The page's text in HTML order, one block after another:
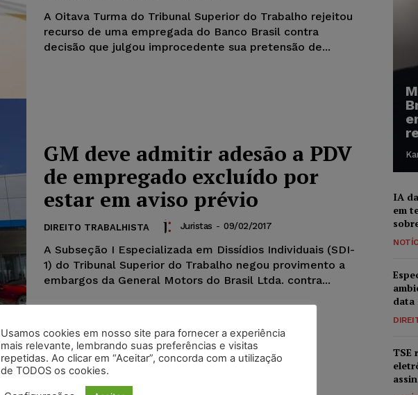
A Oitava Turma do Tribunal Superior do Trabalho rejeitou
recurso de uma empregada do Banco Brasil contra
decisão que julgou improcedente sua pretensão de...
GM deve admitir adesão a PDV
de empregado excluído por
estar em aviso prévio
DIREITO TRABALHISTA Juristas - 09/02/2017
A Subseção I Especializada em Dissídios Individuais (SDI-
1) do Tribunal Superior do Trabalho negou provimento a
embargos da General Motors do Brasil Ltda. contra...
IA
em
data
TSE
Usamos cookies em nosso site para fornecer a experiência
mais relevante, lembrando suas preferências e visitas
repetidas. Ao clicar em “Aceitar”, concorda com a utilização
de TODOS os cookies.